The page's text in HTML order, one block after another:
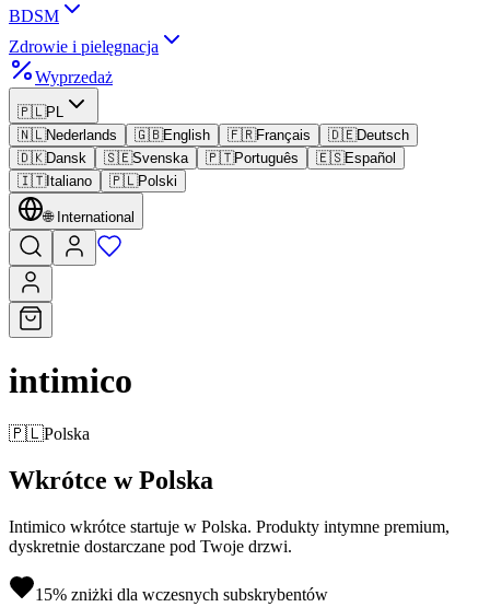
BDSM
Zdrowie i pielęgnacja
Wyprzedaż
🇵🇱PL
🇳🇱Nederlands 🇬🇧English 🇫🇷Français 🇩🇪Deutsch
🇩🇰Dansk 🇸🇪Svenska 🇵🇹Português 🇪🇸Español
🇮🇹Italiano 🇵🇱Polski
🌐 International
intimico
🇵🇱Polska
Wkrótce w Polska
Intimico wkrótce startuje w Polska. Produkty intymne premium,
dyskretnie dostarczane pod Twoje drzwi.
15% zniżki dla wczesnych subskrybentów